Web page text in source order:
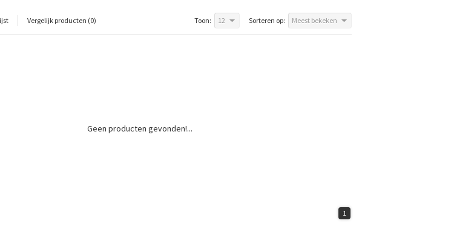
Vergelijk producten (0) Sorteren op: Meest bekeken
Toon: 12
Geen producten gevonden!...
1